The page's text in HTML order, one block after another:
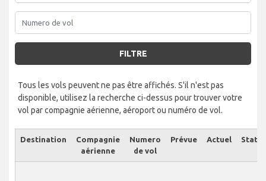
FILTRE
Tous les vols peuvent ne pas être affichés. S'il n'est pas
disponible, utilisez la recherche ci-dessus pour trouver votre
vol par compagnie aérienne, aéroport ou numéro de vol.
Destination
Compagnie
aérienne
Numero
de vol
Prévue Actuel Statut